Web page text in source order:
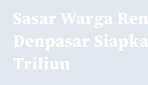
Sasar Warga
Denpasar
Triliun